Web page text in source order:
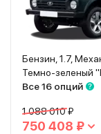
Бензин, 1.7,
Темно-зеленый
Все 16 опций
1 088 010 ₽
750 408 ₽